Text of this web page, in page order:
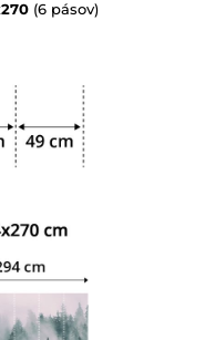
(6 pásov)